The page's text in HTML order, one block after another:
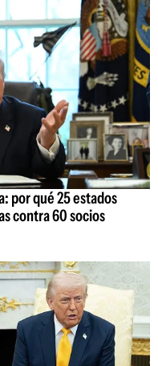
por qué 25 estados
contra 60 socios